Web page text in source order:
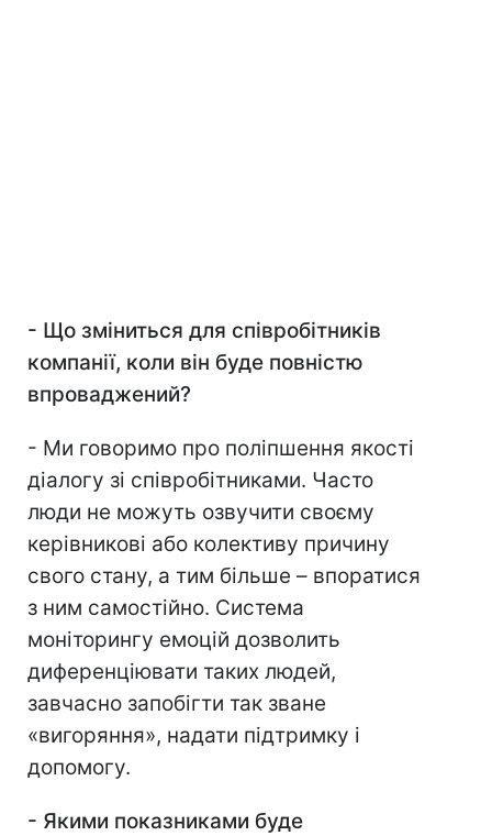
- Що зміниться для співробітників
компанії, коли він буде повністю
впроваджений?
- Ми говоримо про поліпшення якості
діалогу зі співробітниками. Часто
люди не можуть озвучити своєму
керівникові або колективу причину
свого стану, а тим більше – впоратися
з ним самостійно. Система
моніторингу емоцій дозволить
диференціювати таких людей,
завчасно запобігти так зване
«вигоряння», надати підтримку і
допомогу.
- Якими показниками буде